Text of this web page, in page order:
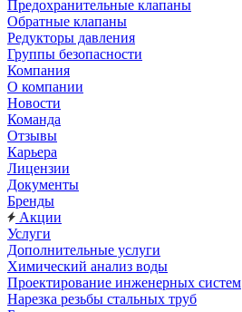
Предохранительные клапаны
Обратные клапаны
Редукторы давления
Группы безопасности
Компания
О компании
Новости
Команда
Отзывы
Карьера
Лицензии
Документы
Бренды
Акции
Услуги
Дополнительные услуги
Химический анализ воды
Проектирование инженерных систем
Нарезка резьбы стальных труб